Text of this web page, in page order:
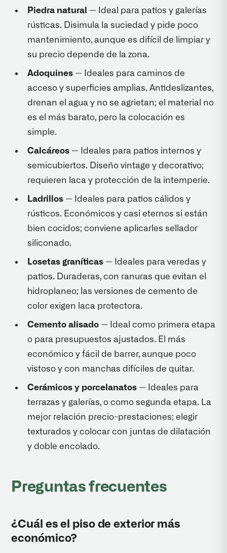
Piedra natural — Ideal para patios y galerías
rústicas. Disimula la suciedad y pide poco
mantenimiento, aunque es difícil de limpiar y
su precio depende de la zona.
Adoquines — Ideales para caminos de
acceso y superficies amplias. Antideslizantes,
drenan el agua y no se agrietan; el material no
es el más barato, pero la colocación es
simple.
Calcáreos — Ideales para patios internos y
semicubiertos. Diseño vintage y decorativo;
requieren laca y protección de la intemperie.
Ladrillos — Ideales para patios cálidos y
rústicos. Económicos y casi eternos si están
bien cocidos; conviene aplicarles sellador
siliconado.
Losetas graníticas — Ideales para veredas y
patios. Duraderas, con ranuras que evitan el
hidroplaneo; las versiones de cemento de
color exigen laca protectora.
Cemento alisado — Ideal como primera etapa
o para presupuestos ajustados. El más
económico y fácil de barrer, aunque poco
vistoso y con manchas difíciles de quitar.
Cerámicos y porcelanatos — Ideales para
terrazas y galerías, o como segunda etapa. La
mejor relación precio-prestaciones; elegir
texturados y colocar con juntas de dilatación
y doble encolado.
Preguntas frecuentes
¿Cuál es el piso de exterior más
económico?